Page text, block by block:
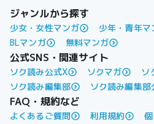
ジャンルから探す
少女・女性マンガ 少年・青年マ
BLマンガ
無料マンガ
公式SNS・関連サイト
ソク読み公式X ソクマガ
ソ
ソク読み編集部
ソク読み編集部
FAQ・規約など
よくあるご質問 利用規約